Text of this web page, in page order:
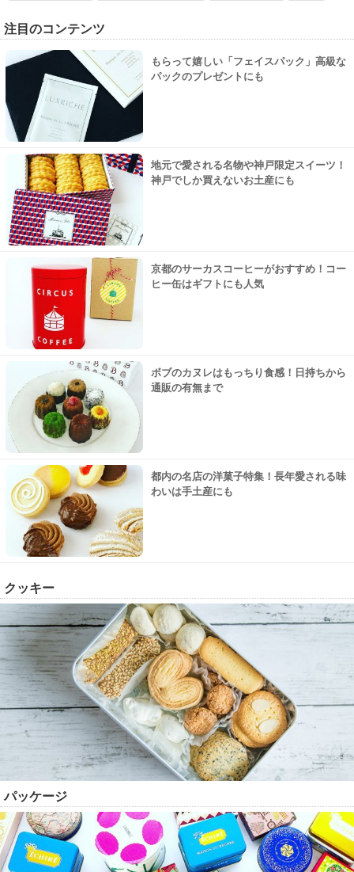
注目のコンテンツ
もらって嬉しい「フェイスパック」高級な
パックのプレゼントにも
地元で愛される名物や神戸限定スイーツ！
神戸でしか買えないお土産にも
京都のサーカスコーヒーがおすすめ！コー
ヒー缶はギフトにも人気
ボブのカヌレはもっちり食感！日持ちから
通販の有無まで
都内の名店の洋菓子特集！長年愛される味
わいは手土産にも
クッキー
パッケージ